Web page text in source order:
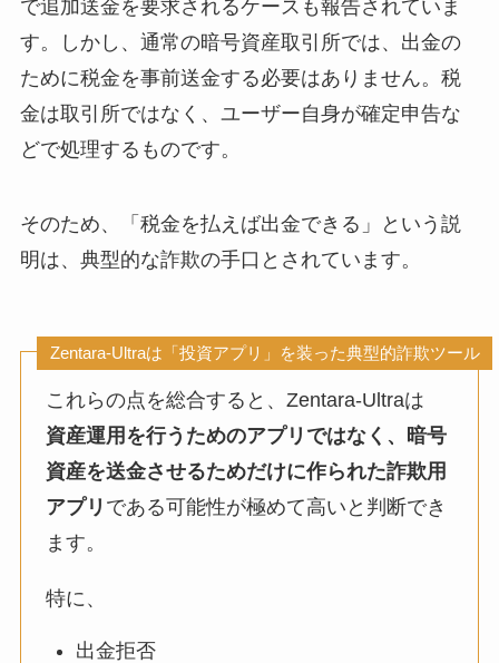
で追加送金を要求されるケースも報告されていま
す。しかし、通常の暗号資産取引所では、出金の
ために税金を事前送金する必要はありません。税
金は取引所ではなく、ユーザー自身が確定申告な
どで処理するものです。
そのため、「税金を払えば出金できる」という説
明は、典型的な詐欺の手口とされています。
Zentara-Ultraは「投資アプリ」を装った典型的詐欺ツール
これらの点を総合すると、Zentara-Ultraは
資産運用を行うためのアプリではなく、暗号
資産を送金させるためだけに作られた詐欺用
アプリ である可能性が極めて高いと判断でき
ます。
特に、
出金拒否